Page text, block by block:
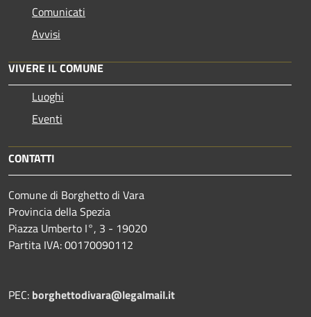
Comunicati
Avvisi
VIVERE IL COMUNE
Luoghi
Eventi
CONTATTI
Comune di Borghetto di Vara
Provincia della Spezia
Piazza Umberto I°, 3 - 19020
Partita IVA: 00170090112
PEC: borghettodivara@legalmail.it